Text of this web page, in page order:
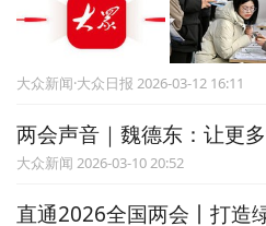
大众新闻·大众日报 2026-03-12 16:11
两会声音｜魏德东：让更
大众新闻 2026-03-10 20:52
直通2026全国两会丨打造